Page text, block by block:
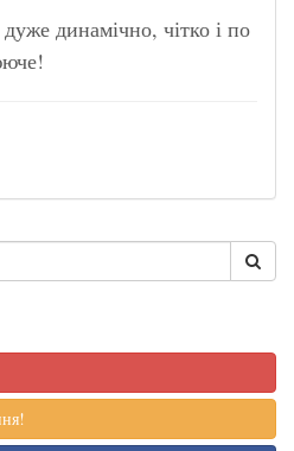
динамічно, чітко і по